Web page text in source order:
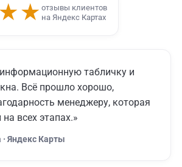
отзывы клиентов
на Яндекс Картах
табличку и
Всё прошло хорошо,
менеджеру, которая
всех этапах.»
Яндекс Карты